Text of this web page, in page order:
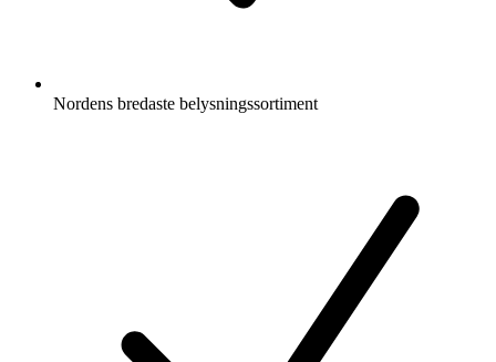
Nordens bredaste belysningssortiment